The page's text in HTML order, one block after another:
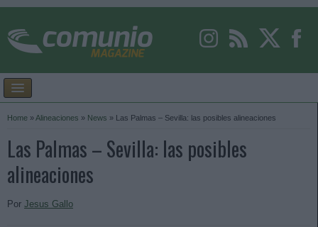
Home »Alineaciones » News » Las Palmas – Sevilla: las posibles alineaciones
Las Palmas – Sevilla: las posibles
alineaciones
Por Jesus Gallo